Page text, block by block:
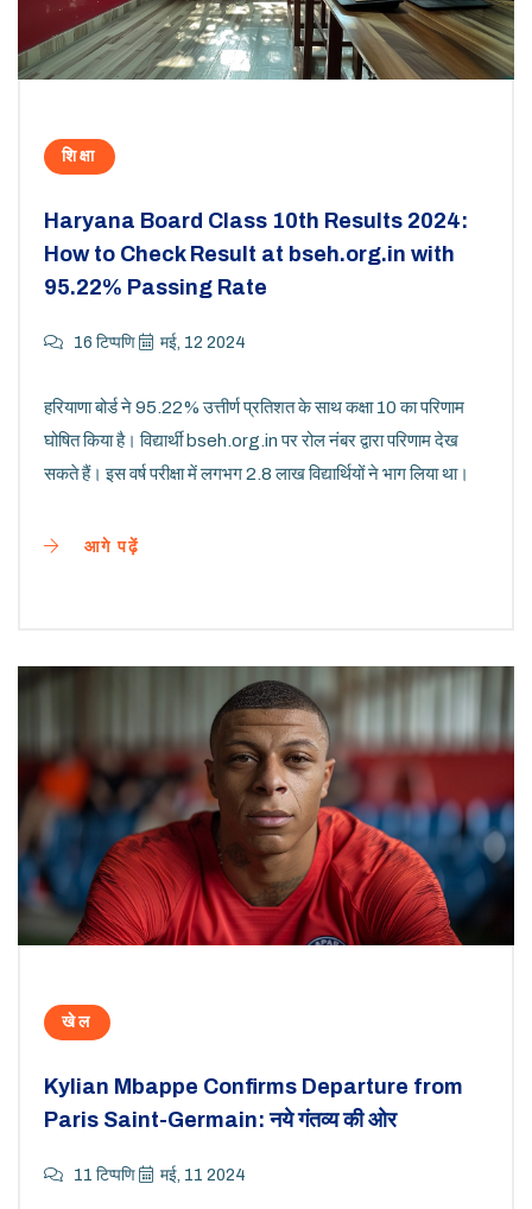
शिक्षा
Haryana Board Class 10th Results 2024:
How to Check Result at bseh.org.in with
95.22% Passing Rate
16 टिप्पणि मई, 12 2024
हरियाणा बोर्ड ने 95.22% उत्तीर्ण प्रतिशत के साथ कक्षा 10 का परिणाम
घोषित किया है। विद्यार्थी bseh.org.in पर रोल नंबर द्वारा परिणाम देख
सकते हैं। इस वर्ष परीक्षा में लगभग 2.8 लाख विद्यार्थियों ने भाग लिया था।
आगे पढ़ें
खेल
Kylian Mbappe Confirms Departure from
Paris Saint-Germain: नये गंतव्य की ओर
11 टिप्पणि मई, 11 2024